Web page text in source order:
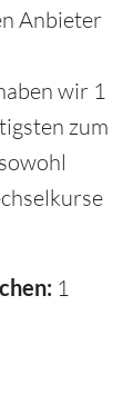
Anbieter
wir 1
zum
1